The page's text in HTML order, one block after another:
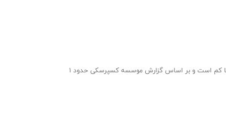
همان‌طور که می‌دانید یکی از تهدیدهای سایبری دیگر که متاسفانه در ایران ما نیز وجود دارد، باج افزار است. گفتنی است که میزان باج افزارها کم است و بر اساس گزارش موسسه کسپرسکی حدود ۱